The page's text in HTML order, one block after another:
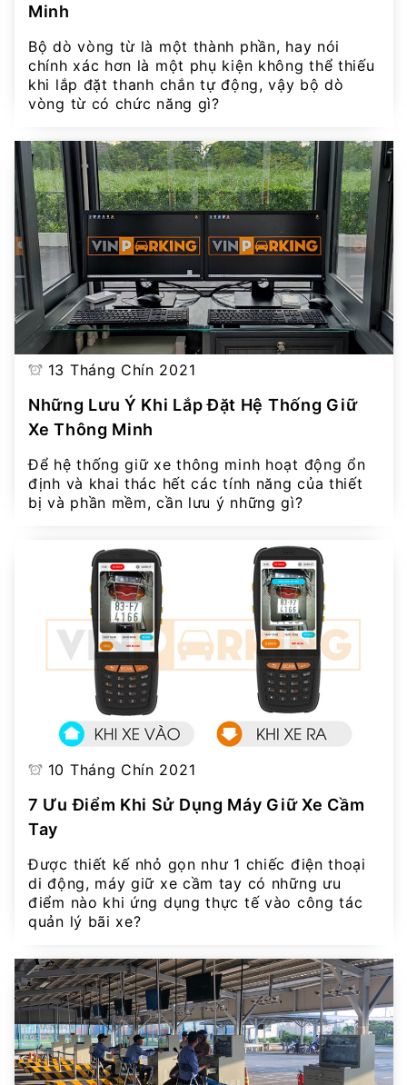
Minh
Bộ dò vòng từ là một thành phần, hay nói
chính xác hơn là một phụ kiện không thể thiếu
khi lắp đặt thanh chắn tự động, vậy bộ dò
vòng từ có chức năng gì?
13 Tháng Chín 2021
Những Lưu Ý Khi Lắp Đặt Hệ Thống Giữ
Xe Thông Minh
Để hệ thống giữ xe thông minh hoạt động ổn
định và khai thác hết các tính năng của thiết
bị và phần mềm, cần lưu ý những gì?
10 Tháng Chín 2021
7 Ưu Điểm Khi Sử Dụng Máy Giữ Xe Cầm
Tay
Được thiết kế nhỏ gọn như 1 chiếc điện thoại
di động, máy giữ xe cầm tay có những ưu
điểm nào khi ứng dụng thực tế vào công tác
quản lý bãi xe?